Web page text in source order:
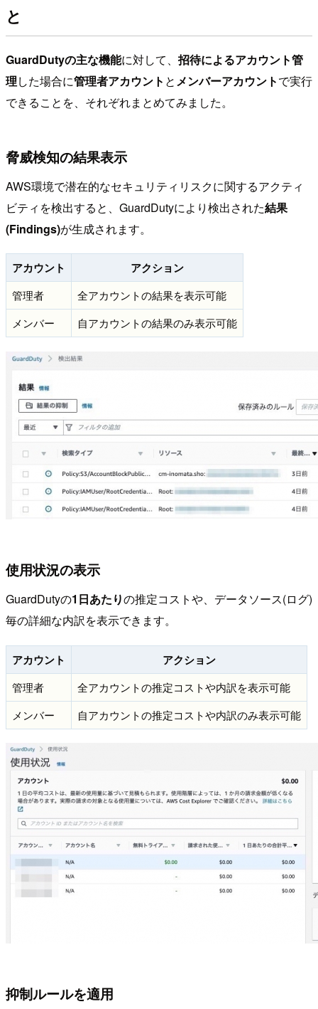
と
GuardDutyの主な機能に対して、 招待によるアカウント管
理した場合に管理者アカウント と メンバーアカウントで実行
できることを、それぞれまとめてみました。
脅威検知の結果表示
AWS環境で潜在的なセキュリティリスクに関するアクティ
ビティを検出すると、GuardDutyにより検出された結果
(Findings)が生成されます。
アカウント アクション
管理者
全アカウントの結果を表示可能
メンバー
自アカウントの結果のみ表示可能
使用状況の表示
GuardDutyの1日あたりの推定コストや、データソース(ログ)
毎の詳細な内訳を表示できます。
アカウント アクション
管理者
全アカウントの推定コストや内訳を表示可能
メンバー
自アカウントの推定コストや内訳のみ表示可能
抑制ルールを適用